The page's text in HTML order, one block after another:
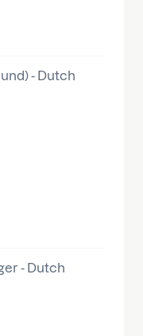
- Dutch
- Dutch